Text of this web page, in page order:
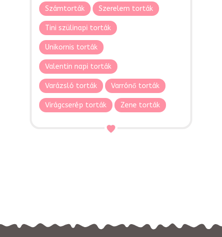
Számtorták Szerelem torták
Tini szülinapi torták
Unikornis torták
Valentin napi torták
Varázsló torták Varrónő torták
Virágcserép torták Zene torták